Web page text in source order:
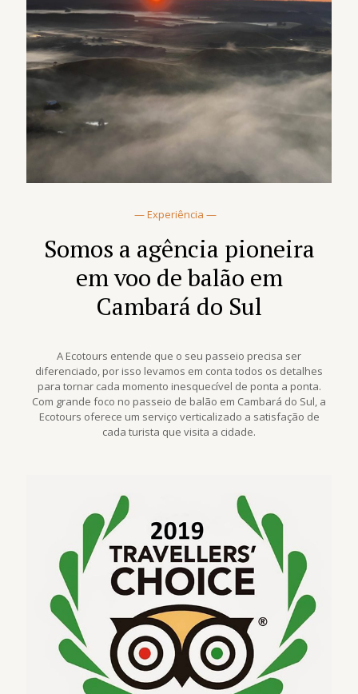
— Experiência —
Somos a agência pioneira
em voo de balão em
Cambará do Sul
A Ecotours entende que o seu passeio precisa ser
diferenciado, por isso levamos em conta todos os detalhes
para tornar cada momento inesquecível de ponta a ponta.
Com grande foco no passeio de balão em Cambará do Sul, a
Ecotours oferece um serviço verticalizado a satisfação de
cada turista que visita a cidade.